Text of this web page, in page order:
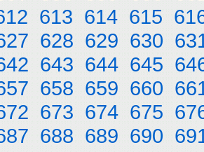
613 614 615
628 629 630
643 644 645
658 659 660
673 674 675
688 689 690